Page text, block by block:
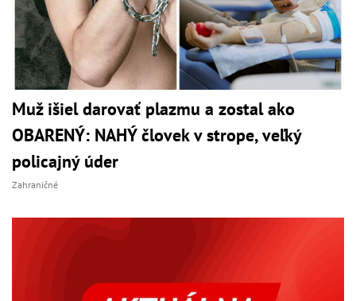
Muž išiel darovať plazmu a zostal ako
OBARENÝ: NAHÝ človek v strope, veľký
policajný úder
Zahraničné